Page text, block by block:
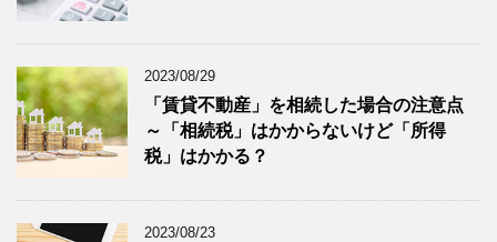
2023/08/29
「賃貸不動産」を相続した場合の注意点
～「相続税」はかからないけど「所得
税」はかかる？
2023/08/23